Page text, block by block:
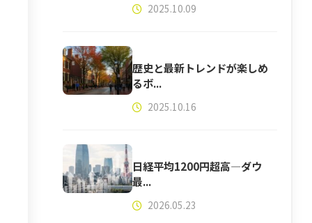
2025.10.09
歴史と最新トレンドが楽しめ
るボ...
2025.10.16
日経平均1200円超高―ダウ
最...
2026.05.23